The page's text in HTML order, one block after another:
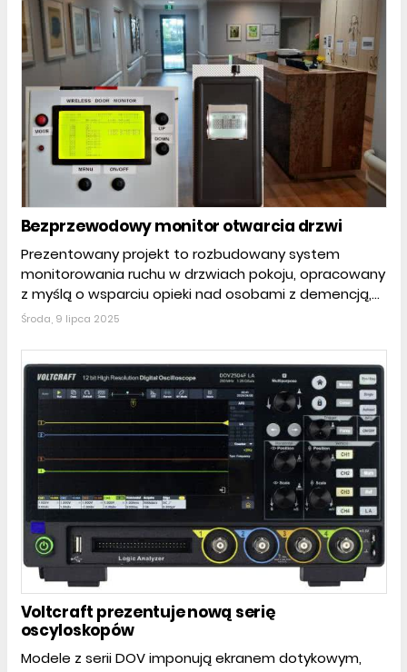
Bezprzewodowy monitor otwarcia drzwi
Prezentowany projekt to rozbudowany system
monitorowania ruchu w drzwiach pokoju, opracowany
z myślą o wsparciu opieki nad osobami z demencją,...
Środa, 9 lipca 2025
Voltcraft prezentuje nową serię
oscyloskopów
Modele z serii DOV imponują ekranem dotykowym,